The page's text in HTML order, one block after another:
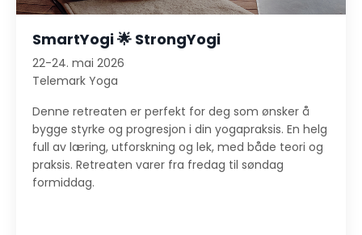
SmartYogi 🌟 StrongYogi
22-24. mai 2026
Telemark Yoga
Denne retreaten er perfekt for deg som ønsker å
bygge styrke og progresjon i din yogapraksis. En helg
full av læring, utforskning og lek, med både teori og
praksis. Retreaten varer fra fredag til søndag
formiddag.